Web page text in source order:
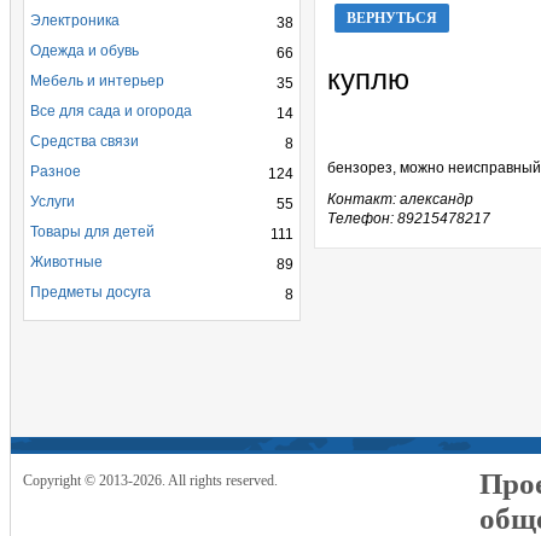
ВЕРНУТЬСЯ
куплю
бензорез, можно неисправный
Контакт: александр
Телефон: 89215478217
38
Электроника
66
Одежда и обувь
35
Мебель и интерьер
14
Все для сада и огорода
8
Средства связи
124
Разное
55
Услуги
111
Товары для детей
89
Животные
8
Предметы досуга
Copyright © 2013-2026. All rights reserved.